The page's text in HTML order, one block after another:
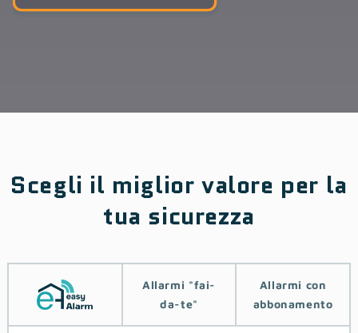
Scegli il miglior valore per la
tua sicurezza
Allarmi ‎‎"‎fai-
da-te"
Allarmi con
abbonamento